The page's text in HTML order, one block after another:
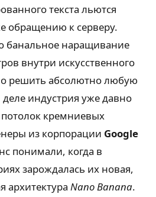
текста льются
обращению к серверу.
банальное наращивание
внутри искусственного
решить абсолютно любую
индустрия уже давно
кремниевых
из корпорации Google
понимали, когда в
зарождалась их новая,
архитектура Nano Banana.